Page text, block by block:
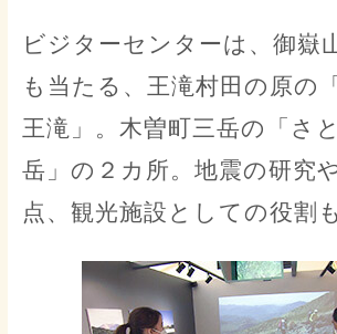
ビジターセンターは、御嶽
も当たる、王滝村田の原の
王滝」。木曽町三岳の「さ
岳」の２カ所。地震の研究
点、観光施設としての役割